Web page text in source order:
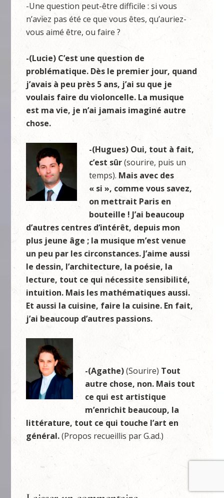
-Une question peut-être difficile : si vous
n’aviez pas été ce que vous êtes, qu’auriez-
vous aimé être, ou faire ?
-(Lucie) C’est une question de
problématique. Dès le premier jour, quand
j’avais à peu près 5 ans, j’ai su que je
voulais faire du violoncelle. La musique
est ma vie, je n’ai jamais imaginé autre
chose.
-(Hugues) Oui, tout à fait,
c’est sûr(sourire, puis un
temps). Mais avec des
« si », comme vous savez,
on mettrait Paris en
bouteille ! J’ai beaucoup
d’autres centres d’intérêt, depuis mon
plus jeune âge ; la musique m’est venue
un peu par les circonstances. J’aime aussi
le dessin, l’architecture, la poésie, la
lecture, tout ce qui nécessite sensibilité,
intuition. Mais les mathématiques aussi.
Et aussi la cuisine, faire la cuisine. En fait,
j’ai beaucoup d’autres passions.
-(Agathe)(Sourire) Tout
autre chose, non. Mais tout
ce qui est artistique
m’enrichit beaucoup, la
littérature, tout ce qui touche l’art en
général.(Propos recueillis par G.ad.)